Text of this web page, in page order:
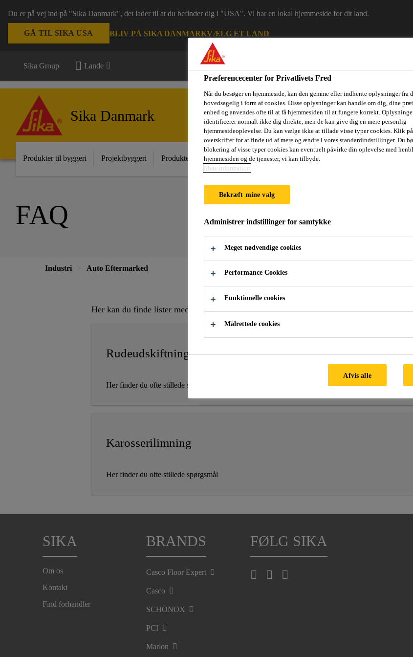
Du er på vej ind på "Sika Danmark", det lader til at du befinder dig i "USA". Vi har en lokal hjemmeside for dit land.
GÅ TIL SIKA USA BLIV PÅ SIKA DANMARKVÆLG ET LAND
Sika Group Lande
Sika Danmark
Produkter til byggeri Projektbyggeri Produkter til industri Dokumenter Digital værktøjskasse
FAQ
Industri Auto Eftermarked
Her kan du finde lister med ofte stillede spørgsmål inden for hhv. rudeudskiftning og
Rudeudskiftning
Her finder du ofte stillede spørgsmål
Karosserilimning
Her finder du ofte stillede spørgsmål
SIKA
Om os
Kontakt
Find forhandler
BRANDS
Casco Floor Expert
Casco
SCHÖNOX
PCI
Marlon
FØLG SIKA
Præferencecenter for Privatlivets Fred
Når du besøger en hjemmeside, kan den gemme eller indhente oplysninger fra
hovedsagelig i form af cookies. Disse oplysninger kan handle om dig, dine
enhed og anvendes ofte til at få hjemmesiden til at fungere korrekt.
identificerer normalt ikke dig direkte, men de kan give dig en mere personlig
hjemmesideoplevelse. Du kan vælge ikke at tillade visse typer cookies. Klik
overskrifter for at finde ud af mere og ændre i vores standardindstillinger. Du
blokering af visse typer cookies kan eventuelt påvirke din oplevelse med
hjemmesiden og de tjenester, vi kan tilbyde.
Mere information
Bekræft mine valg
Administrer indstillinger for samtykke
Meget nødvendige cookies
Performance Cookies
Funktionelle cookies
Målrettede cookies
Afvis alle